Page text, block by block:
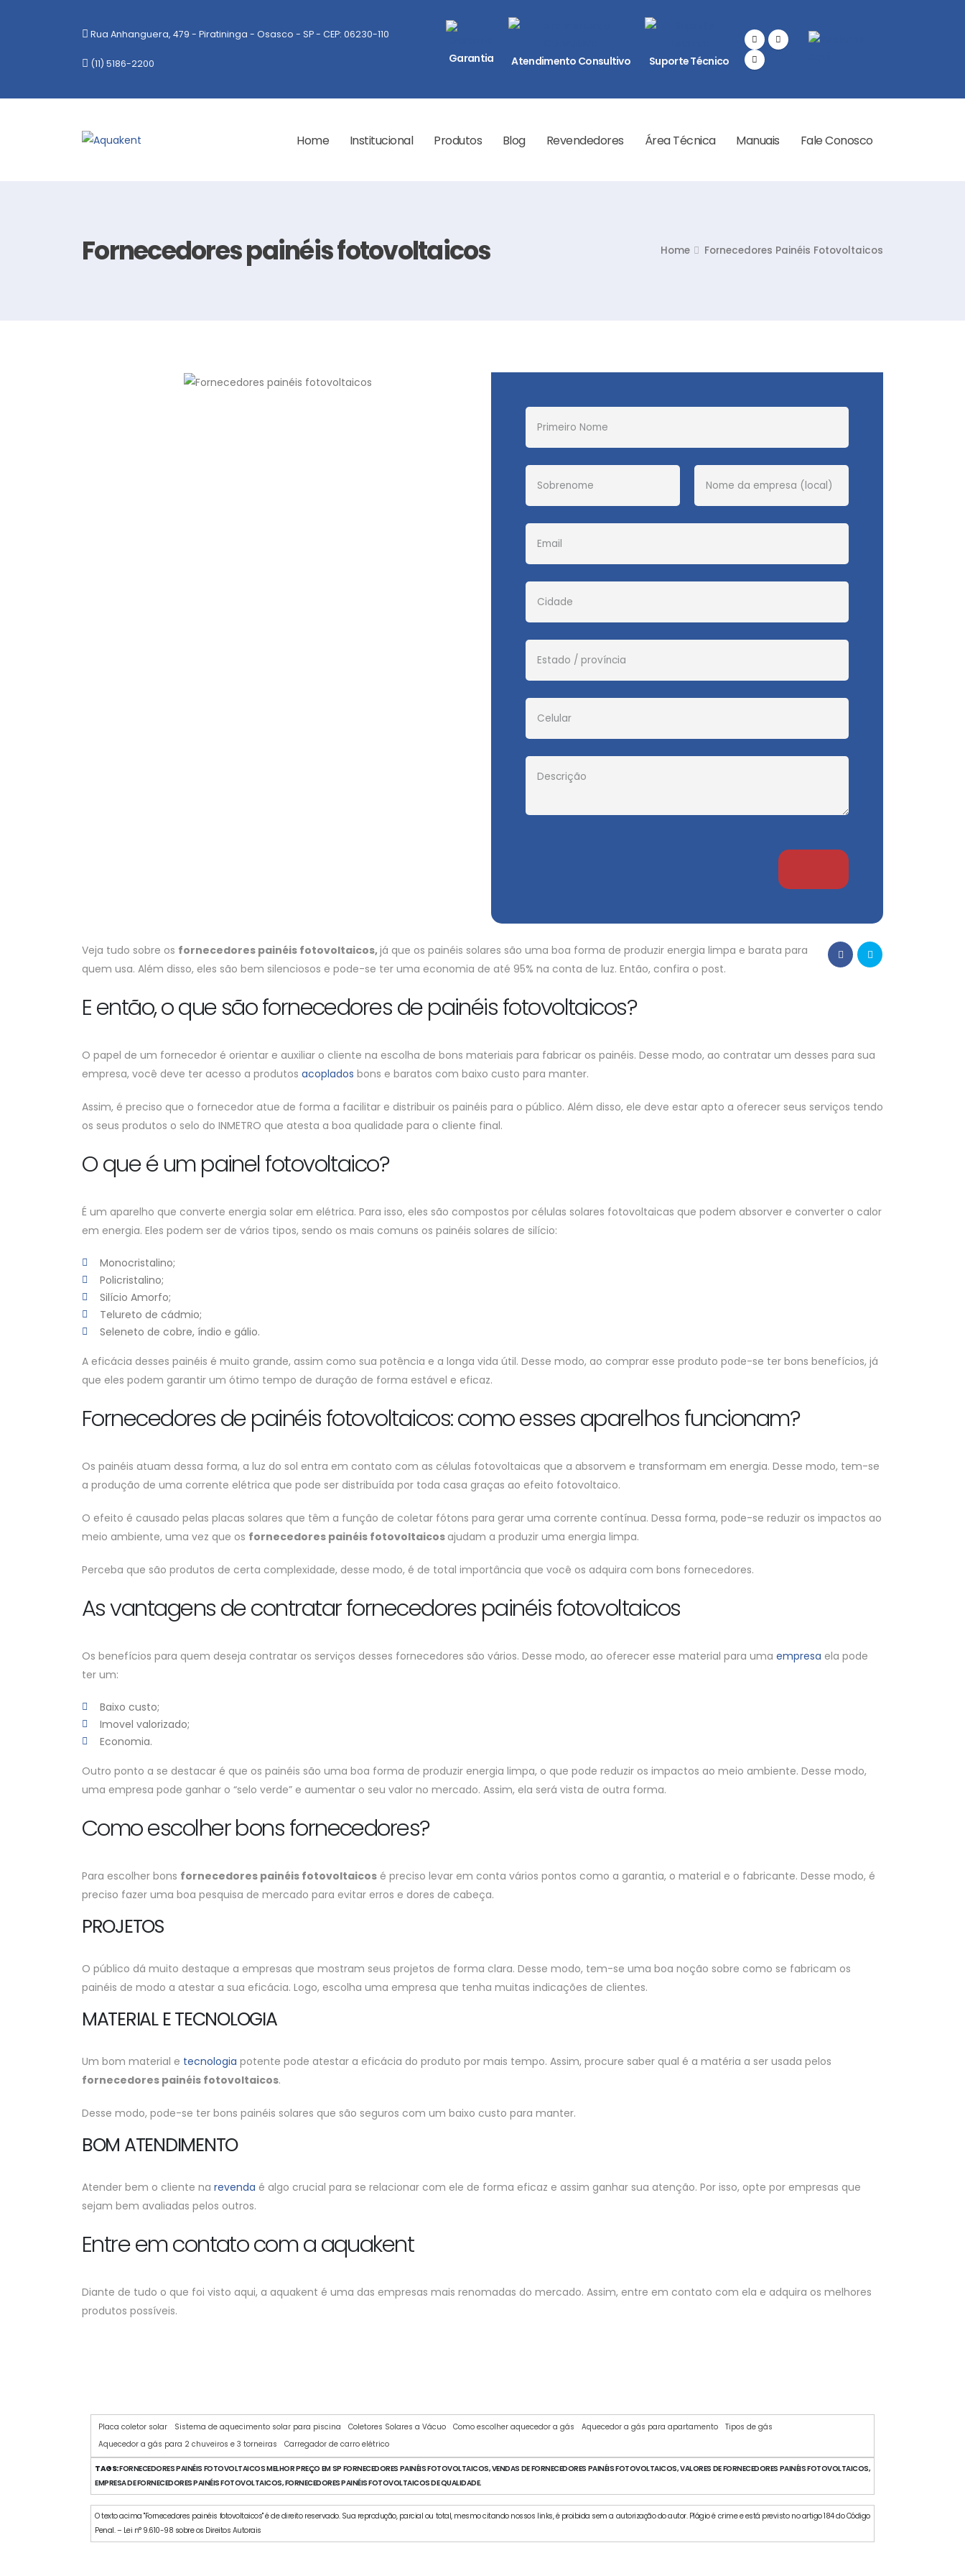
Rua Anhanguera, 479 - Piratininga - Osasco - SP - CEP: 06230-110
(11) 5186-2200 Garantia Atendimento Consultivo Suporte Técnico
Home Institucional Produtos Blog Revendedores Área Técnica Manuais Fale Conosco
Fornecedores painéis fotovoltaicos Home Fornecedores Painéis Fotovoltaicos
Veja tudo sobre os fornecedores painéis fotovoltaicos,já que os painéis solares são uma boa forma de produzir energia limpa e barata para
quem usa. Além disso, eles são bem silenciosos e pode-se ter uma economia de até 95% na conta de luz. Então, confira o post.
E então, o que são fornecedores de painéis fotovoltaicos?
O papel de um fornecedor é orientar e auxiliar o cliente na escolha de bons materiais para fabricar os painéis. Desse modo, ao contratar um desses para sua
empresa, você deve ter acesso a produtos acoplados bons e baratos com baixo custo para manter.
Assim, é preciso que o fornecedor atue de forma a facilitar e distribuir os painéis para o público. Além disso, ele deve estar apto a oferecer seus serviços tendo
os seus produtos o selo do INMETRO que atesta a boa qualidade para o cliente final.
O que é um painel fotovoltaico?
É um aparelho que converte energia solar em elétrica. Para isso, eles são compostos por células solares fotovoltaicas que podem absorver e converter o calor
em energia. Eles podem ser de vários tipos, sendo os mais comuns os painéis solares de silício:
Monocristalino;
Policristalino;
Silício Amorfo;
Telureto de cádmio;
Seleneto de cobre, índio e gálio.
A eficácia desses painéis é muito grande, assim como sua potência e a longa vida útil. Desse modo, ao comprar esse produto pode-se ter bons benefícios, já
que eles podem garantir um ótimo tempo de duração de forma estável e eficaz.
Fornecedores de painéis fotovoltaicos: como esses aparelhos funcionam?
Os painéis atuam dessa forma, a luz do sol entra em contato com as células fotovoltaicas que a absorvem e transformam em energia. Desse modo, tem-se
a produção de uma corrente elétrica que pode ser distribuída por toda casa graças ao efeito fotovoltaico.
O efeito é causado pelas placas solares que têm a função de coletar fótons para gerar uma corrente contínua. Dessa forma, pode-se reduzir os impactos ao
meio ambiente, uma vez que os fornecedores painéis fotovoltaicos ajudam a produzir uma energia limpa.
Perceba que são produtos de certa complexidade, desse modo, é de total importância que você os adquira com bons fornecedores.
As vantagens de contratar fornecedores painéis fotovoltaicos
Os benefícios para quem deseja contratar os serviços desses fornecedores são vários. Desse modo, ao oferecer esse material para uma empresa ela pode
ter um:
Baixo custo;
Imovel valorizado;
Economia.
Outro ponto a se destacar é que os painéis são uma boa forma de produzir energia limpa, o que pode reduzir os impactos ao meio ambiente. Desse modo,
uma empresa pode ganhar o “selo verde” e aumentar o seu valor no mercado. Assim, ela será vista de outra forma.
Como escolher bons fornecedores?
Para escolher bons fornecedores painéis fotovoltaicos é preciso levar em conta vários pontos como a garantia, o material e o fabricante. Desse modo, é
preciso fazer uma boa pesquisa de mercado para evitar erros e dores de cabeça.
PROJETOS
O público dá muito destaque a empresas que mostram seus projetos de forma clara. Desse modo, tem-se uma boa noção sobre como se fabricam os
painéis de modo a atestar a sua eficácia. Logo, escolha uma empresa que tenha muitas indicações de clientes.
MATERIAL E TECNOLOGIA
Um bom material e tecnologia potente pode atestar a eficácia do produto por mais tempo. Assim, procure saber qual é a matéria a ser usada pelos
fornecedores painéis fotovoltaicos.
Desse modo, pode-se ter bons painéis solares que são seguros com um baixo custo para manter.
BOM ATENDIMENTO
Atender bem o cliente na revenda é algo crucial para se relacionar com ele de forma eficaz e assim ganhar sua atenção. Por isso, opte por empresas que
sejam bem avaliadas pelos outros.
Entre em contato com a aquakent
Diante de tudo o que foi visto aqui, a aquakent é uma das empresas mais renomadas do mercado. Assim, entre em contato com ela e adquira os melhores
produtos possíveis.
Placa coletor solar Sistema de aquecimento solar para piscina Coletores Solares a Vácuo Como escolher aquecedor a gás Aquecedor a gás para apartamento
Tipos de gás
Aquecedor a gás para 2 chuveiros e 3 torneiras
Carregador de carro elétrico
TAGS:FORNECEDORES PAINÉIS FOTOVOLTAICOS MELHOR PREÇO EM SP FORNECEDORES PAINÉIS FOTOVOLTAICOS, VENDAS DE FORNECEDORES PAINÉIS FOTOVOLTAICOS, VALORES DE FORNECEDORES PAINÉIS FOTOVOLTAICOS,
EMPRESA DE FORNECEDORES PAINÉIS FOTOVOLTAICOS, FORNECEDORES PAINÉIS FOTOVOLTAICOS DE QUALIDADE.
O texto acima "Fornecedores painéis fotovoltaicos" é de direito reservado. Sua reprodução, parcial ou total, mesmo citando nossos links, é proibida sem a autorização do autor. Plágio é crime e está previsto no artigo 184 do Código
Penal. – Lei n° 9.610-98 sobre os Direitos Autorais